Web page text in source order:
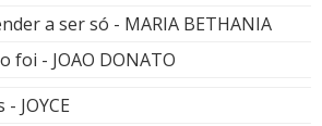
a ser só - MARIA BETHANIA
foi - JOAO DONATO
JOYCE